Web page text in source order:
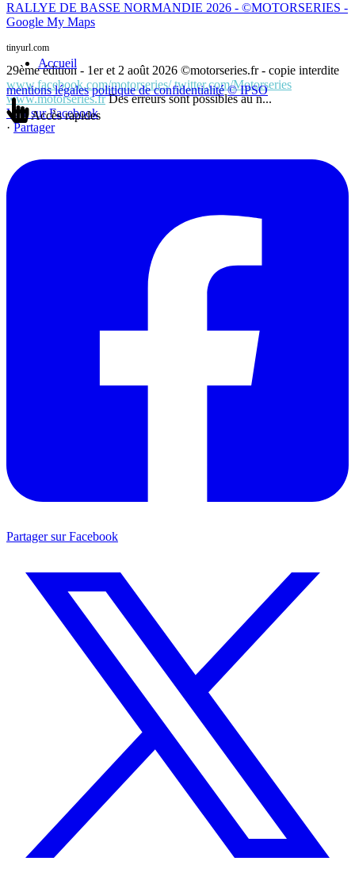
RALLYE DE BASSE NORMANDIE 2026 - ©MOTORSERIES -
Google My Maps
tinyurl.com
29ème édition - 1er et 2 août 2026 ©motorseries.fr - copie interdite
www.facebook.com/motorseries/ twitter.com/Motorseries
www.motorseries.frDes erreurs sont possibles au n...
Voir sur Facebook
· Partager
Partager sur Facebook
Accueil
mentions légales politique de confidentialité © IPSO
Accès rapides